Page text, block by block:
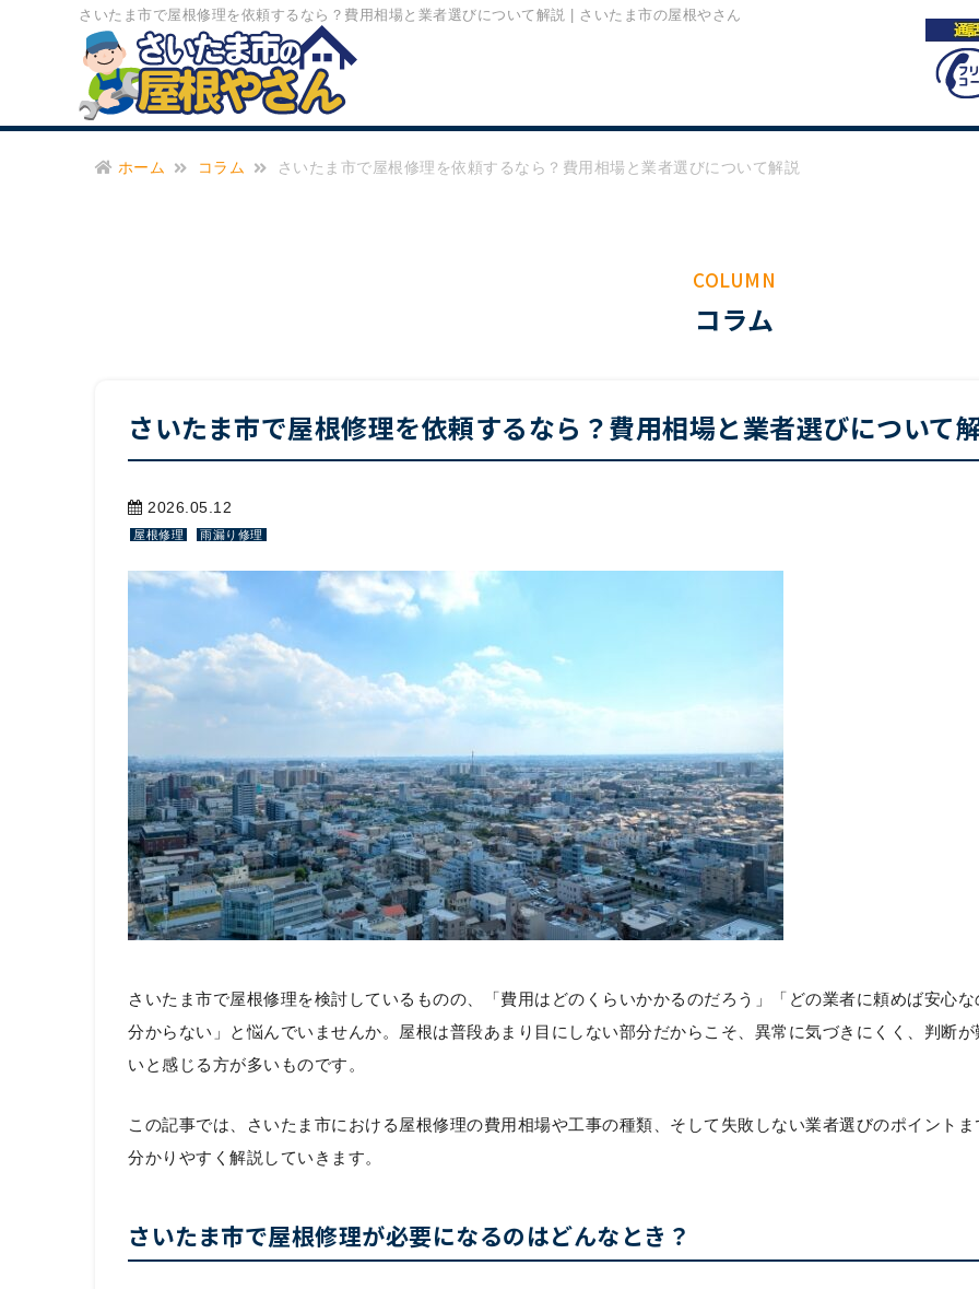
さいたま市で屋根修理を依頼するなら？費用相場と業者選びについて解説 | さいたま市の屋根やさん
ホーム コラム さいたま市で屋根修理を依頼するなら？費用相場と業者選びについて解説
COLUMN
コラム
さいたま市で屋根修理を依頼するなら？費用相場と業者選びについて
2026.05.12
屋根修理 雨漏り修理
さいたま市で屋根修理を検討しているものの、「費用はどのくらいかかるのだろう」「どの業者に頼めば安心な
分からない」と悩んでいませんか。屋根は普段あまり目にしない部分だからこそ、異常に気づきにくく、判断が
いと感じる方が多いものです。
この記事では、さいたま市における屋根修理の費用相場や工事の種類、そして失敗しない業者選びのポイントま
分かりやすく解説していきます。
さいたま市で屋根修理が必要になるのはどんなとき？